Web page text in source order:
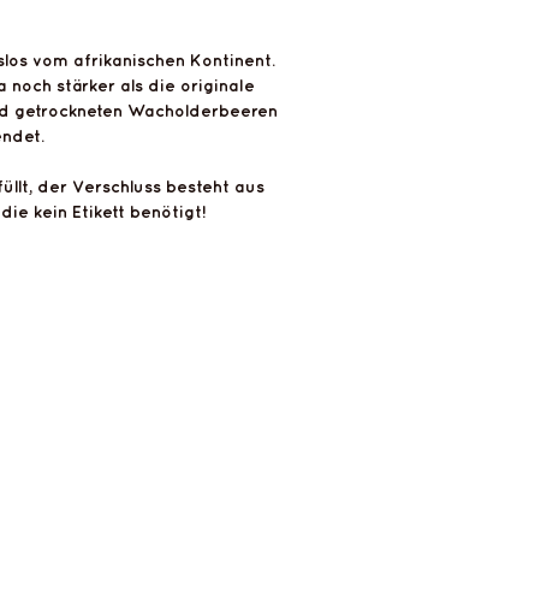
vom afrikanischen Kontinent.
noch stärker als die originale
getrockneten Wacholderbeeren
der Verschluss besteht aus
kein Etikett benötigt!